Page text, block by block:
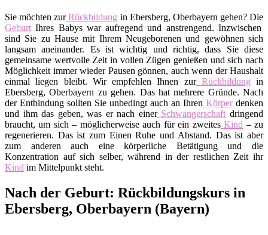
Sie möchten zurRückbildung in Ebersberg, Oberbayern gehen? Die
Geburt Ihres Babys war aufregend und anstrengend. Inzwischen
sind Sie zu Hause mit Ihrem Neugeborenen und gewöhnen sich
langsam aneinander. Es ist wichtig und richtig, dass Sie diese
gemeinsame wertvolle Zeit in vollen Zügen genießen und sich nach
Möglichkeit immer wieder Pausen gönnen, auch wenn der Haushalt
einmal liegen bleibt. Wir empfehlen Ihnen zurRückbildung in
Ebersberg, Oberbayern zu gehen. Das hat mehrere Gründe. Nach
der Entbindung sollten Sie unbedingt auch an Ihren Körperdenken
und ihm das geben, was er nach einerSchwangerschaft dringend
braucht, um sich – möglicherweise auch für ein zweitesKind – zu
regenerieren. Das ist zum Einen Ruhe und Abstand. Das ist aber
zum anderen auch eine körperliche Betätigung und die
Konzentration auf sich selber, während in der restlichen Zeit ihr
Kind im Mittelpunkt steht.
Nach der Geburt: Rückbildungskurs in
Ebersberg, Oberbayern (Bayern)